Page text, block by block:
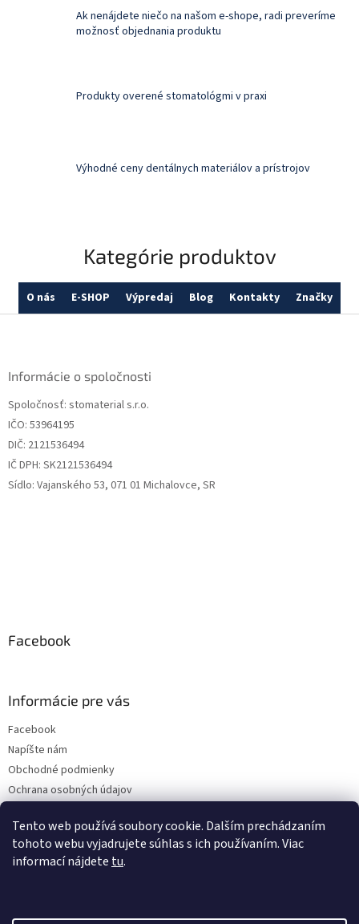
Tento web používá soubory cookie. Dalším prechádzaním
tohoto webu vyjadrujete súhlas s ich používaním. Viac
informací nájdete tu.
p
r
v
u
Ak nenájdete niečo na našom e-shope, radi preveríme
možnosť objednania produktu
Produkty overené stomatológmi v praxi
Výhodné ceny dentálnych materiálov a prístrojov
Kategórie produktov
O nás E-SHOP Výpredaj Blog Kontakty Značky
Informácie o spoločnosti
Spoločnosť: stomaterial s.r.o.
IČO: 53964195
DIČ: 2121536494
IČ DPH: SK2121536494
Sídlo: Vajanského 53, 071 01 Michalovce, SR
Facebook
Informácie pre vás
Facebook
Napíšte nám
Obchodné podmienky
Ochrana osobných údajov